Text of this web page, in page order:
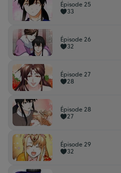
Épisode 25
33
Épisode 26
32
Épisode 27
28
Épisode 28
27
Épisode 29
32